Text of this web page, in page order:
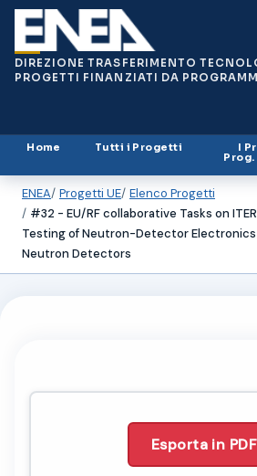
DIREZIONE TRASFERIMENTO
PROGETTI FINANZIATI DA
Home Tutti i Progetti I
ENEA Progetti UE Elenco Progetti
#32 - EU/RF collaborative Tasks on
Testing of Neutron-Detector Electronics
Neutron Detectors
Esporta in PDF